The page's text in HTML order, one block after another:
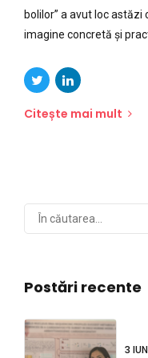
bolilor” a avut loc
imagine concretă și
Citește mai mult
Postări recente
3